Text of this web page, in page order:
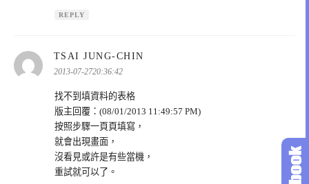
REPLY
TSAI JUNG-CHIN
2013-07-2720:36:42
找不到填資料的表格
版主回覆：(08/01/2013 11:49:57 PM)
按照步驟一頁頁填寫，
就會出現畫面，
沒看見或許是有些當機，
重試就可以了。